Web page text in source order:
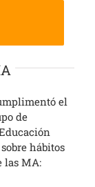
el
de
hábitos
las MA: